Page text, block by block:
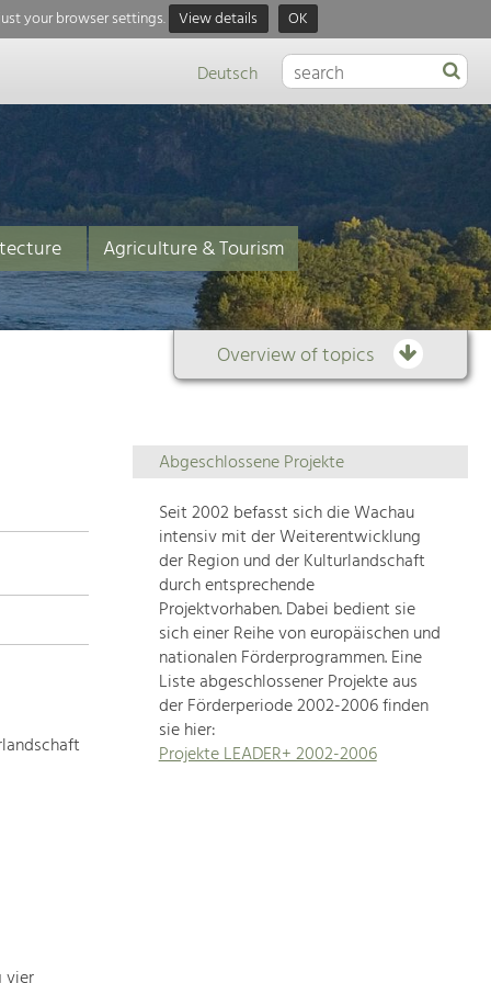
your browser settings. View details OK
Deutsch
Agriculture & Tourism
Overview of topics
Overview
of
topics
Development
within
our
region
is
extremely
diverse.
Which
Abgeschlossene Projekte
Seit 2002 befasst sich die Wachau
intensiv mit der Weiterentwicklung
der Region und der Kulturlandschaft
durch entsprechende
Projektvorhaben. Dabei bedient sie
sich einer Reihe von europäischen und
nationalen Förderprogrammen. Eine
Liste abgeschlossener Projekte aus
der Förderperiode 2002-2006 finden
sie hier:
Projekte LEADER+ 2002-2006